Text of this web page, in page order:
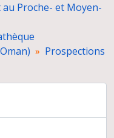
divers sites par P. Biagi
du Bronze au Yémen
Proche- et Moyen-
Prospections